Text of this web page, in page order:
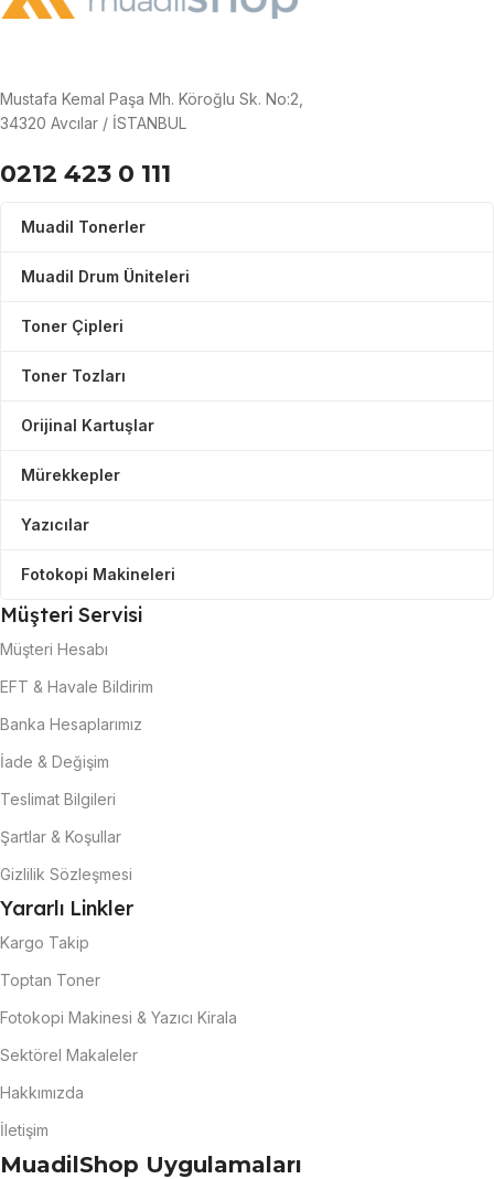
Mustafa Kemal Paşa Mh. Köroğlu Sk. No:2,
34320 Avcılar / İSTANBUL
0212 423 0 111
Muadil Tonerler
Muadil Drum Üniteleri
Toner Çipleri
Toner Tozları
Orijinal Kartuşlar
Mürekkepler
Yazıcılar
Fotokopi Makineleri
Müşteri Servisi
Müşteri Hesabı
EFT & Havale Bildirim
Banka Hesaplarımız
İade & Değişim
Teslimat Bilgileri
Şartlar & Koşullar
Gizlilik Sözleşmesi
Yararlı Linkler
Kargo Takip
Toptan Toner
Fotokopi Makinesi & Yazıcı Kirala
Sektörel Makaleler
Hakkımızda
İletişim
MuadilShop Uygulamaları